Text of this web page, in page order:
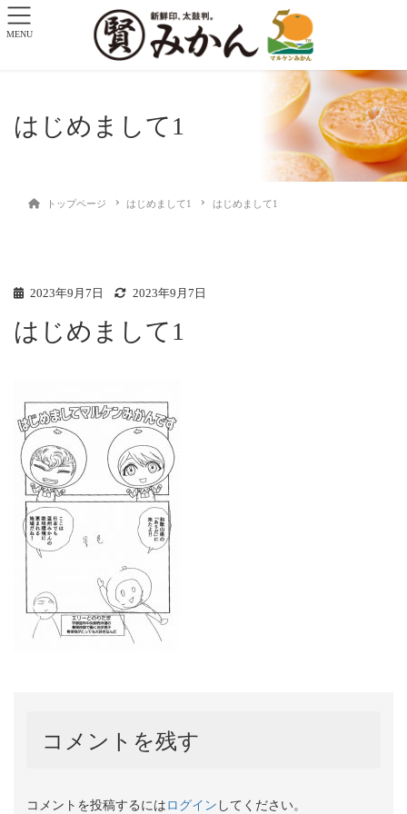
はじめまして1
トップページ はじめまして1 はじめまして1
2023年9月7日 2023年9月7日
はじめまして1
コメントを残す
コメントを投稿するには ログイン してください。
MENU